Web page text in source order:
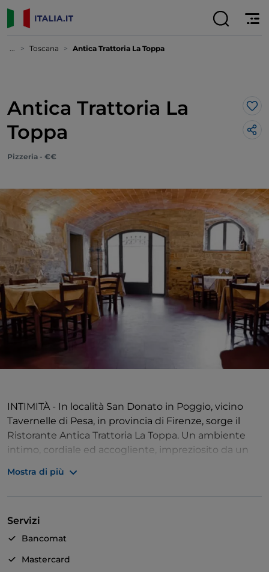
... Toscana Antica Trattoria La Toppa
Antica Trattoria La
Toppa
Pizzeria - €€
INTIMITÀ - In località San Donato in Poggio, vicino
Tavernelle di Pesa, in provincia di Firenze, sorge il
Ristorante Antica Trattoria La Toppa. Un ambiente
intimo, cordiale ed accogliente, impreziosito da un
della clientela. La struttura è il luogo ideale per
consumare una cena di coppia, ma anche per
amici o della famiglia.
Mostra di più
Servizi
Bancomat
Mastercard